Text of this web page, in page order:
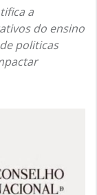
a
do ensino
politicas